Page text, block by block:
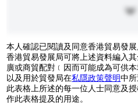
本人確認已閱讀及同意香港貿易發展
香港貿易發展局可將上述資料編入
廣或商貿配對﹝因而可能成為可供
以及用於貿發局在私隱政策聲明中
此表格上所述的每一位人士同意及
作此表格提及的用途。